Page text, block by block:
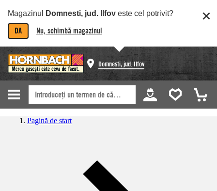
Magazinul Domnesti, jud. Ilfov este cel potrivit?
DA Nu, schimbă magazinul
Domnesti, jud. Ilfov
Pagină de start